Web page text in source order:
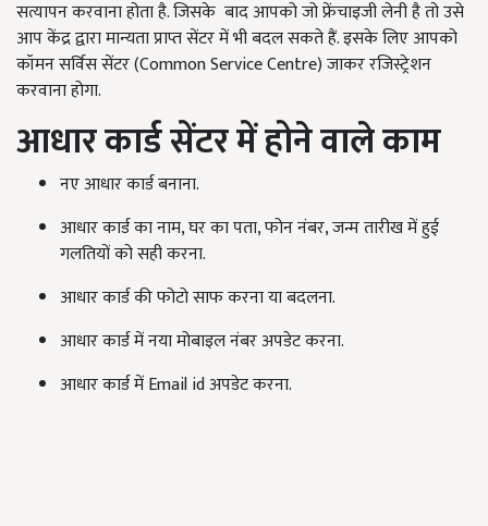
सत्यापन करवाना होता है. जिसके बाद आपको जो फ्रेंचाइजी लेनी है तो उसे
आप केंद्र द्वारा मान्यता प्राप्त सेंटर में भी बदल सकते हैं. इसके लिए आपको
कॉमन सर्विस सेंटर (Common Service Centre) जाकर रजिस्ट्रेशन
करवाना होगा.
आधार कार्ड सेंटर में होने वाले काम
नए आधार कार्ड बनाना.
आधार कार्ड का नाम, घर का पता, फोन नंबर, जन्म तारीख में हुई
गलतियों को सही करना.
आधार कार्ड की फोटो साफ करना या बदलना.
आधार कार्ड में नया मोबाइल नंबर अपडेट करना.
आधार कार्ड में Email id अपडेट करना.